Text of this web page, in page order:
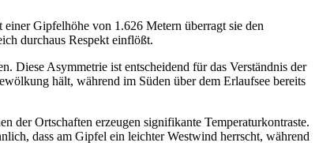
Gipfelhöhe von 1.626 Metern überragt sie den
durchaus Respekt einflößt.
Diese Asymmetrie ist entscheidend für das Verständnis der
hält, während im Süden über dem Erlaufsee bereits
der Ortschaften erzeugen signifikante Temperaturkontraste.
dass am Gipfel ein leichter Westwind herrscht, während